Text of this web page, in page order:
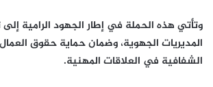
وتأتي هذه الحملة في إطار الجهود الرامية إلى
المديريات الجهوية، وضمان حماية حقوق
الشفافية في العلاقات المهنية.